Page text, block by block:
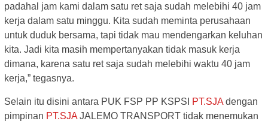
padahal jam kami dalam satu ret saja sudah melebihi 40 jam
kerja dalam satu minggu. Kita sudah meminta perusahaan
untuk duduk bersama, tapi tidak mau mendengarkan keluhan
kita. Jadi kita masih mempertanyakan tidak masuk kerja
dimana, karena satu ret saja sudah melebihi waktu 40 jam
kerja,” tegasnya.
Selain itu disini antara PUK FSP PP KSPSI PT.SJA dengan
pimpinan PT.SJA JALEMO TRANSPORT tidak menemukan